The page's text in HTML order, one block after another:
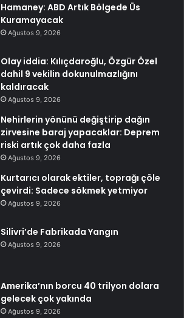
Hamaney: ABD Artık Bölgede Üs
Kuramayacak
Ağustos 9, 2026
Olay iddia: Kılıçdaroğlu, Özgür Özel
dahil 9 vekilin dokunulmazlığını
kaldıracak
Ağustos 9, 2026
Nehirlerin yönünü değiştirip dağın
zirvesine baraj yapacaklar: Deprem
riski artık çok daha fazla
Ağustos 9, 2026
Kurtarıcı olarak ektiler, toprağı çöle
çevirdi: Sadece sökmek yetmiyor
Ağustos 9, 2026
Silivri’de Fabrikada Yangın
Ağustos 9, 2026
Amerika’nın borcu 40 trilyon dolara
gelecek çok yakında
Ağustos 9, 2026